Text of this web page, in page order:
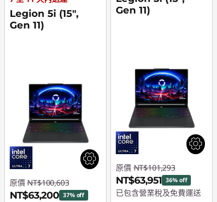
Legion 5i (15",
Gen 11)
原價 NT$100,603
NT$63,200 37% off
Gen 11)
原價 NT$101,293
NT$63,951 36% off
已包含營業稅及免費運送